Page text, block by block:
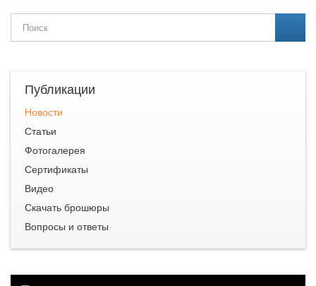
Публикации
Новости
Статьи
Фотогалерея
Сертификаты
Видео
Скачать брошюры
Вопросы и ответы